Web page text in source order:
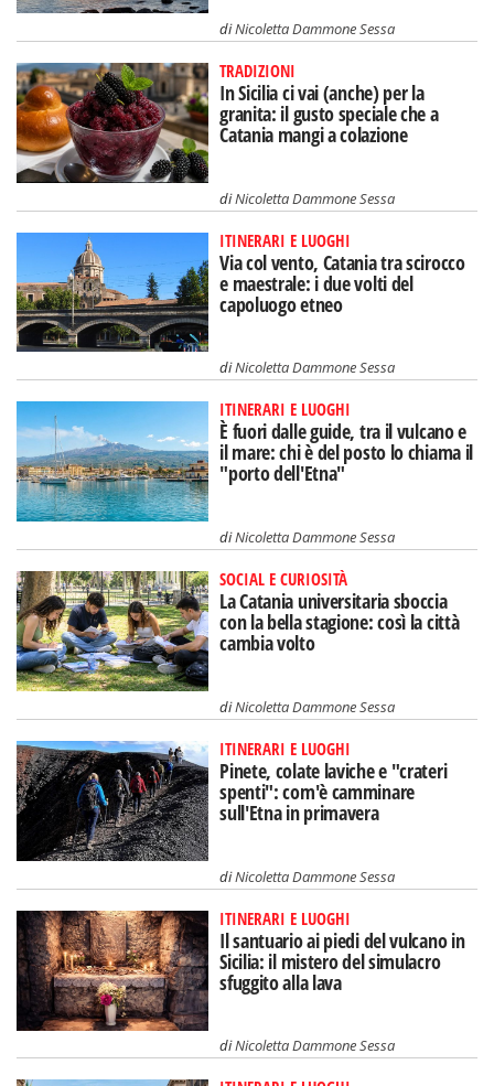
diNicoletta Dammone Sessa
TRADIZIONI
In Sicilia ci vai (anche) per la
granita: il gusto speciale che a
Catania mangi a colazione
diNicoletta Dammone Sessa
ITINERARI E LUOGHI
Via col vento, Catania tra scirocco
e maestrale: i due volti del
capoluogo etneo
diNicoletta Dammone Sessa
ITINERARI E LUOGHI
È fuori dalle guide, tra il vulcano e
il mare: chi è del posto lo chiama il
"porto dell'Etna"
diNicoletta Dammone Sessa
SOCIAL E CURIOSITÀ
La Catania universitaria sboccia
con la bella stagione: così la città
cambia volto
diNicoletta Dammone Sessa
ITINERARI E LUOGHI
Pinete, colate laviche e "crateri
spenti": com'è camminare
sull'Etna in primavera
diNicoletta Dammone Sessa
ITINERARI E LUOGHI
Il santuario ai piedi del vulcano in
Sicilia: il mistero del simulacro
sfuggito alla lava
diNicoletta Dammone Sessa